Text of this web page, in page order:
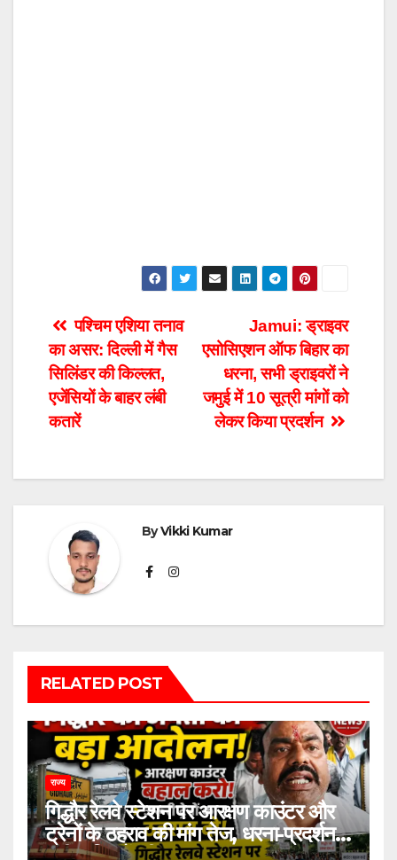
Post
navigation
Jamui: ड्राइवर
एसोसिएशन ऑफ बिहार का
धरना, सभी ड्राइवरों ने
जमुई में 10 सूत्री मांगों को
लेकर किया प्रदर्शन
पश्चिम एशिया तनाव
का असर: दिल्ली में गैस
सिलिंडर की किल्लत,
एजेंसियों के बाहर लंबी
कतारें
ByVikki Kumar
RELATED POST
राज्य
गिद्धौर रेलवे स्टेशन पर आरक्षण काउंटर और
ट्रेनों के ठहराव की मांग तेज, धरना-प्रदर्शन में